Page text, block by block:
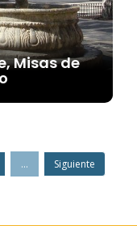
Misas de
... Siguiente